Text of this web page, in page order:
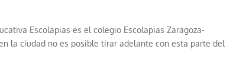
Escolapias es el colegio Escolapias Zaragoza-
la ciudad no es posible tirar adelante con esta parte del